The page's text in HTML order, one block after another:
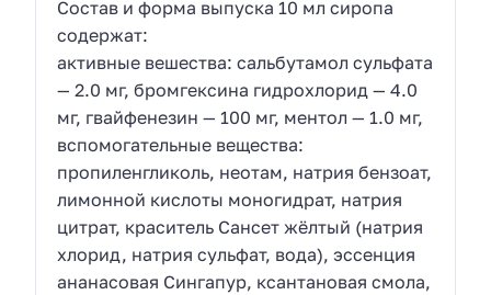
Состав и форма выпуска 10 мл сиропа
содержат:
активные вешества: сальбутамол сульфата
— 2.0 мг, бромгексина гидрохлорид — 4.0
мг, гвайфенезин — 100 мг, ментол — 1.0 мг,
вспомогательные вещества:
пропиленгликоль, неотам, натрия бензоат,
лимонной кислоты моногидрат, натрия
цитрат, краситель Сансет жёлтый (натрия
хлорид, натрия сульфат, вода), эссенция
ананасовая Сингапур, ксантановая смола,